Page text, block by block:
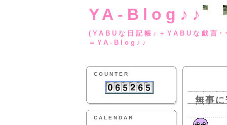
YA-Blog♪♪
(YABUな日記帳♪
＝YA-Blog♪♪
COUNTER
CALENDAR
無事